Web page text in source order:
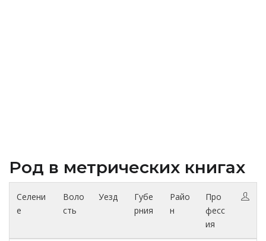
Род в метрических книгах
Селени
е
Воло
сть
Уезд
Губе
рния
Райо
н
Про
фесс
ия